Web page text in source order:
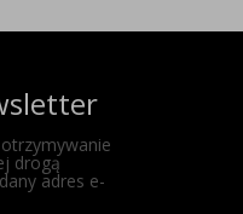
drogą
adres e-